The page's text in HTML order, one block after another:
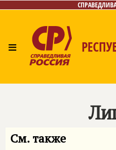
≡
Газета
См. также